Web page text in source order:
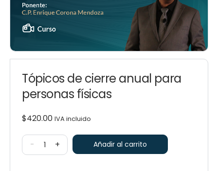
Tópicos de cierre anual para
personas físicas
$420.00 IVA incluido
- + Añadir al carrito